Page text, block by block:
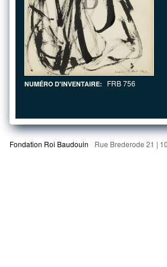
NUMÉRO D'INVENTAIRE: FRB 756
Fondation Roi Baudouin Rue Brederode 21 |